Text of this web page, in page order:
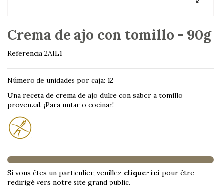
Crema de ajo con tomillo - 90g
Referencia 2AIL1
Número de unidades por caja: 12
Una receta de crema de ajo dulce con sabor a tomillo
provenzal. ¡Para untar o cocinar!
Si vous êtes un particulier, veuillez cliquer ici pour être
redirigé vers notre site grand public.